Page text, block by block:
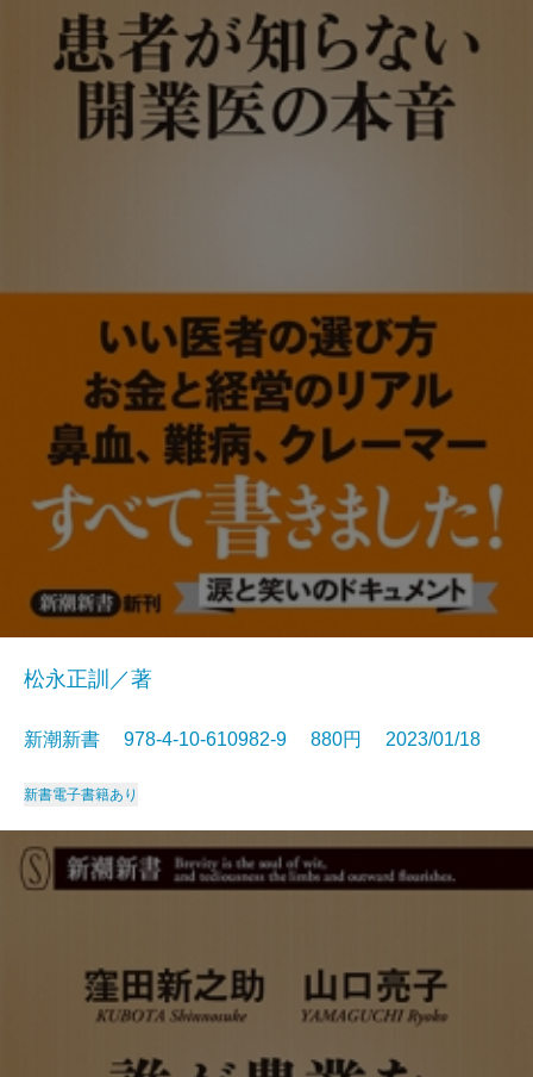
松永正訓／著
新潮新書 978-4-10-610982-9 880円 2023/01/18
新書電子書籍あり